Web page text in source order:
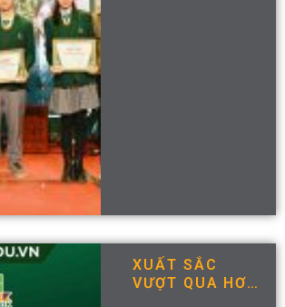
XUẤT SẮC
VƯỢT QUA HƠN